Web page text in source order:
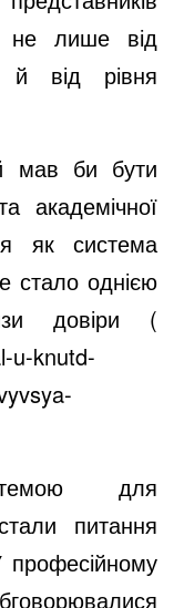
не лише від
й від рівня
мав би бути
академічної
як система
стало однією
довіри (
u-knutd-
для
питання
професійному